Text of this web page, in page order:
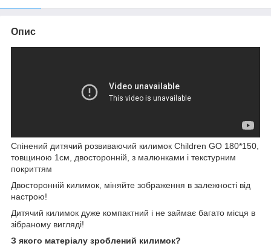
Опис
Спінений дитячий розвиваючий килимок Children GO 180*150,
товщиною 1см, двосторонній, з малюнками і текстурним
покриттям
Двосторонній килимок, міняйте зображення в залежності від
настрою!
Дитячий килимок дуже компактний і не займає багато місця в
зібраному вигляді!
З якого матеріалу зроблений килимок?